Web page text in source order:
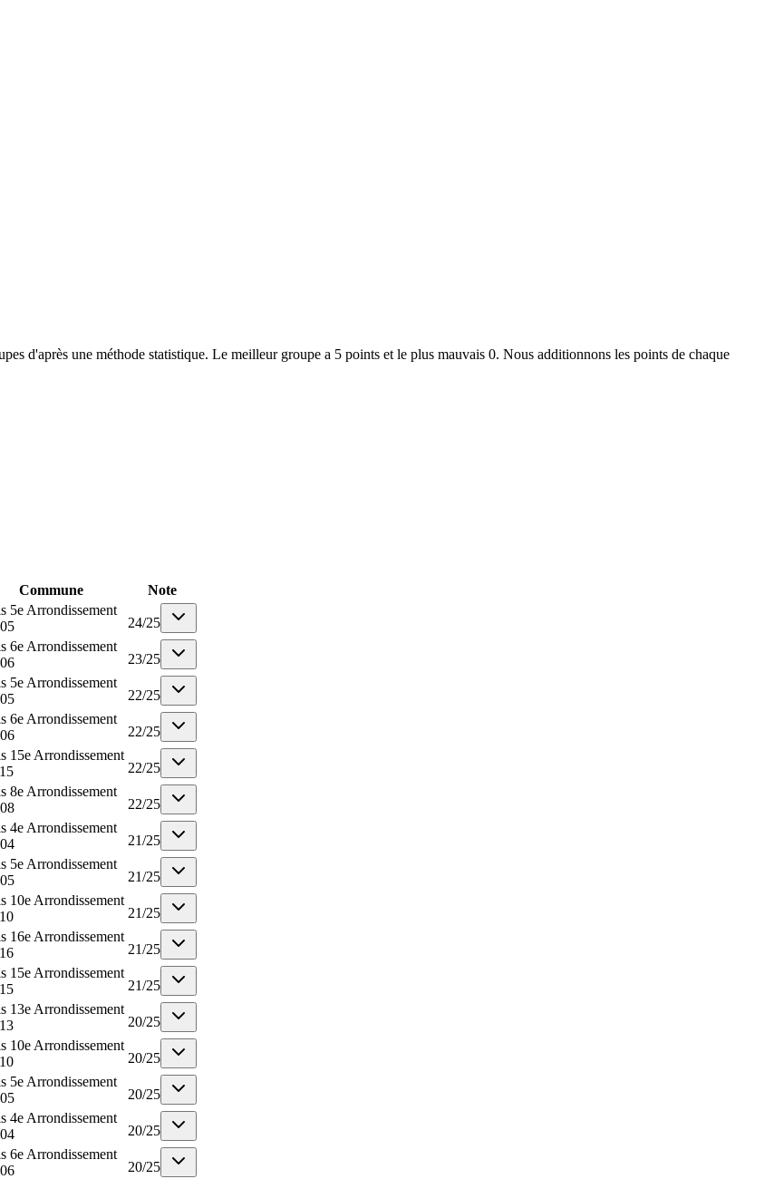
d'après une méthode statistique. Le meilleur groupe a 5 points et le plus mauvais 0. Nous additionnons les points de chaque
Commune
Note
5e Arrondissement
24/25
6e Arrondissement
23/25
5e Arrondissement
22/25
6e Arrondissement
22/25
15e Arrondissement
22/25
8e Arrondissement
22/25
4e Arrondissement
21/25
5e Arrondissement
21/25
10e Arrondissement
21/25
16e Arrondissement
21/25
15e Arrondissement
21/25
13e Arrondissement
20/25
10e Arrondissement
20/25
5e Arrondissement
20/25
4e Arrondissement
20/25
6e Arrondissement
20/25